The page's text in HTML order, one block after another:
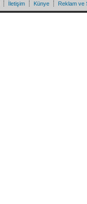
İletişim Künye Reklam ve